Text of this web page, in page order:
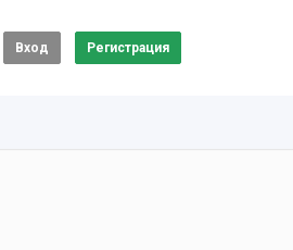
Вход Регистрация